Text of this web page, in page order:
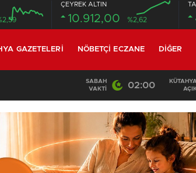
ÇEYREK ALTIN
10.912,00 %2,62
GAZETELERI NÖBETÇI ECZANE DIĞER
02:03 /
SABAH
VAKTI
02:00